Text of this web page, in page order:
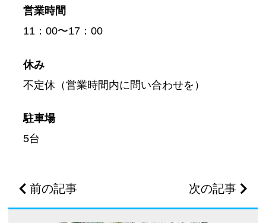
営業時間
11：00〜17：00
休み
不定休（営業時間内に問い合わせを）
駐車場
5台
前の記事 次の記事